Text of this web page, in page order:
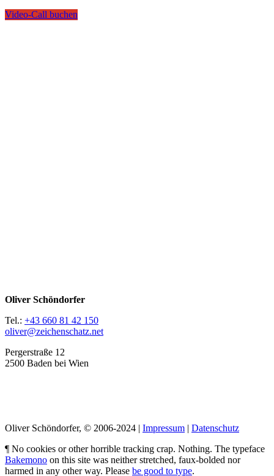
Video-Call buchen
Oliver Schöndorfer
Tel.: +43 660 81 42 150
oliver@zeichenschatz.net
Pergerstraße 12
2500 Baden bei Wien
Oliver Schöndorfer, © 2006-2024 | Impressum | Datenschutz
¶ No cookies or other horrible tracking crap. Nothing. The typeface
Bakemono on this site was neither stretched, faux-bolded nor
harmed in any other way. Please be good to type.